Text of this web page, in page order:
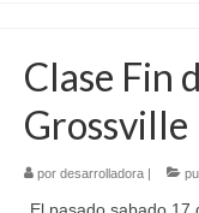
Clase Fin
Grossville
por desarrolladora|